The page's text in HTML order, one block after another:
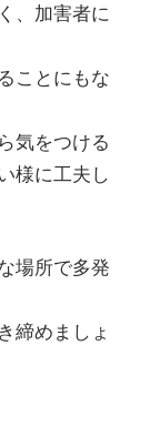
、加害者に
ことにもな
気をつける
様に工夫し
場所で多発
締めましょ